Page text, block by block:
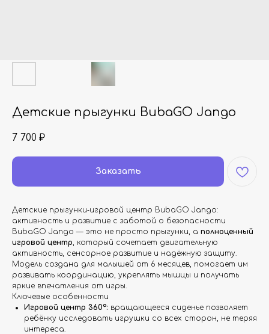
Детские прыгунки BubaGO Jango
7 700 ₽
Заказать
Детские прыгунки‑игровой центр BubaGO Jango:
активность и развитие с заботой о безопасности
BubaGO Jango — это не просто прыгунки, а полноценный
игровой центр, который сочетает двигательную
активность, сенсорное развитие и надёжную защиту.
Модель создана для малышей от 6 месяцев, помогает им
развивать координацию, укреплять мышцы и получать
яркие впечатления от игры.
Ключевые особенности
Игровой центр 360°: вращающееся сиденье позволяет
ребёнку исследовать игрушки со всех сторон, не теряя
интереса.